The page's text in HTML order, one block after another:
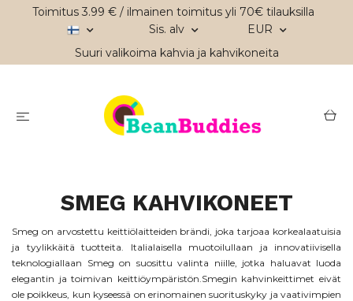
Toimitus 3.99 € / ilmainen toimitus yli 70€ tilauksilla
Sis. alv
EUR
Suuri valikoima kahvia ja kahvikoneita
SMEG KAHVIKONEET
Smeg on arvostettu keittiölaitteiden brändi, joka tarjoaa korkealaatuisia
ja tyylikkäitä tuotteita. Italialaisella muotoilullaan ja innovatiivisella
teknologiallaan Smeg on suosittu valinta niille, jotka haluavat luoda
elegantin ja toimivan keittiöympäristön.Smegin kahvinkeittimet eivät
ole poikkeus, kun kyseessä on erinomainen suorituskyky ja vaativimpien